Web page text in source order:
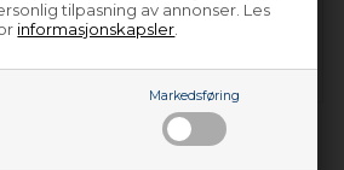
tilpasning av annonser. Les
informasjonskapsler
Markedsføring
-
Trådkurv - Ignis -